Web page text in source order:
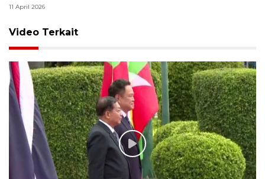
11 April 2026
Video Terkait